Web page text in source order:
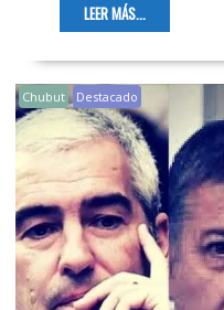
LEER MÁS...
Chubut Destacado